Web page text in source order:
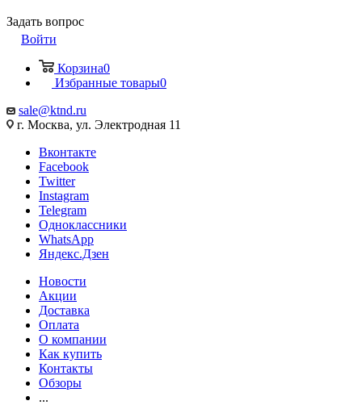
Задать вопрос
Войти
Корзина0
Избранные товары0
sale@ktnd.ru
г. Москва, ул. Электродная 11
Вконтакте
Facebook
Twitter
Instagram
Telegram
Одноклассники
WhatsApp
Яндекс.Дзен
Новости
Акции
Доставка
Оплата
О компании
Как купить
Контакты
Обзоры
...